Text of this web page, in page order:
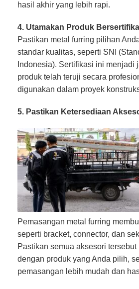
hasil akhir yang lebih rapi.
4. Utamakan Produk
Pastikan metal furring pilihan
standar kualitas, seperti SNI
Indonesia). Sertifikasi ini menjadi
produk telah teruji secara
digunakan dalam proyek
5. Pastikan Ketersediaan
Pemasangan metal furring
seperti bracket, connector, dan
Pastikan semua aksesori tersebut
dengan produk yang Anda pilih,
pemasangan lebih mudah dan